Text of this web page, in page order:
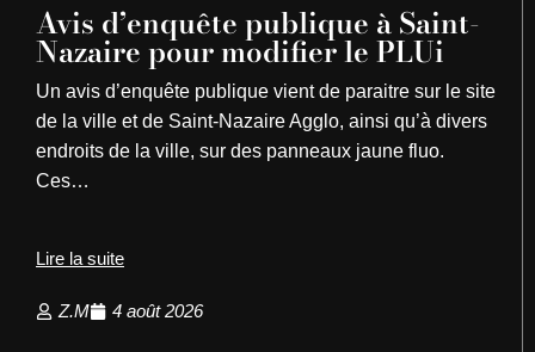
Avis d’enquête publique à Saint-
Nazaire pour modifier le PLUi
Un avis d’enquête publique vient de paraitre sur le site
de la ville et de Saint-Nazaire Agglo, ainsi qu’à divers
endroits de la ville, sur des panneaux jaune fluo.
Ces…
Lire la suite
Z.M 4 août 2026